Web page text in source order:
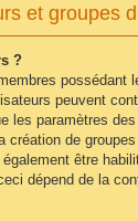
et groupes
?
possédant
peuvent
les paramètres
création de
être
dépend de la